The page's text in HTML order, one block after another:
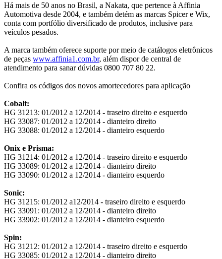
Há mais de 50 anos no Brasil, a Nakata, que pertence à Affinia
Automotiva desde 2004, e também detém as marcas Spicer e Wix,
conta com portfólio diversificado de produtos, inclusive para
veículos pesados.
A marca também oferece suporte por meio de catálogos eletrônicos
de peças www.affinia1.com.br, além dispor de central de
atendimento para sanar dúvidas 0800 707 80 22.
Confira os códigos dos novos amortecedores para aplicação
Cobalt:
HG 31213: 01/2012 a 12/2014 - traseiro direito e esquerdo
HG 33087: 01/2012 a 12/2014 - dianteiro direito
HG 33088: 01/2012 a 12/2014 - dianteiro esquerdo
Onix e Prisma:
HG 31214: 01/2012 a 12/2014 - traseiro direito e esquerdo
HG 33089: 01/2012 a 12/2014 - dianteiro direito
HG 33090: 01/2012 a 12/2014 - dianteiro esquerdo
Sonic:
HG 31215: 01/2012 a12/2014 - traseiro direito e esquerdo
HG 33091: 01/2012 a 12/2014 - dianteiro direito
HG 33902: 01/2012 a 12/2014 - dianteiro esquerdo
Spin:
HG 31212: 01/2012 a 12/2014 - traseiro direito e esquerdo
HG 33085: 01/2012 a 12/2014 - dianteiro direito